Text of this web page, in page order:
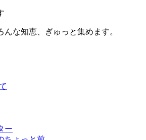
んな知恵、ぎゅっと集めます。
ー